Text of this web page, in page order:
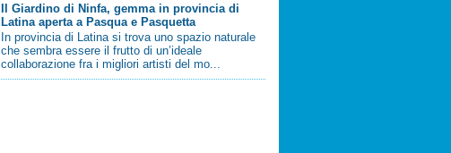
Il Giardino di Ninfa, gemma in provincia di
Latina aperta a Pasqua e Pasquetta
In provincia di Latina si trova uno spazio naturale
che sembra essere il frutto di un’ideale
collaborazione fra i migliori artisti del mo...